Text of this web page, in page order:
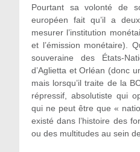
Pourtant sa volonté de
européen fait qu’il a
mesurer l’institution
et l’émission monétaire).
souveraine des États-
d’Aglietta et Orléan (donc
mais lorsqu’il traite de la
répressif, absolutiste qui
qui ne peut être que «
existé dans l’histoire des
ou des multitudes au sein